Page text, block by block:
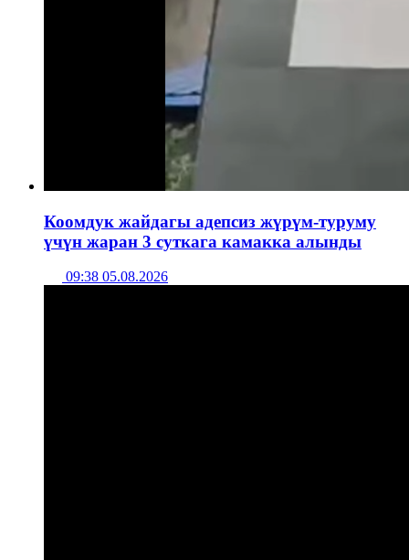
Коомдук жайдагы адепсиз жүрүм-туруму
үчүн жаран 3 суткага камакка алынды
09:38 05.08.2026